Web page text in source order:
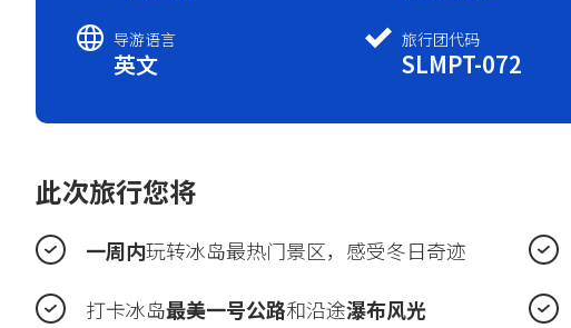
导游语言
英文
旅行团代码
SLMPT-072
此次旅行您将
一周内玩转冰岛最热门景区，感受冬日奇迹
打卡冰岛最美一号公路和沿途瀑布风光